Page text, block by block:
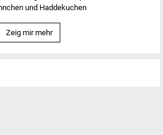
und Haddekuchen
Zeig mir mehr